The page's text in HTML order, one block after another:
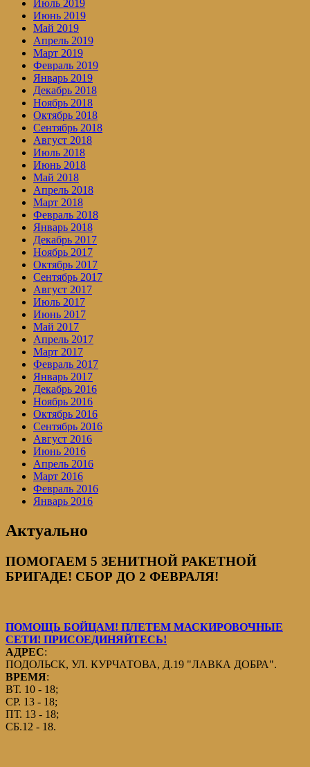
Июль 2019
Июнь 2019
Май 2019
Апрель 2019
Март 2019
Февраль 2019
Январь 2019
Декабрь 2018
Ноябрь 2018
Октябрь 2018
Сентябрь 2018
Август 2018
Июль 2018
Июнь 2018
Май 2018
Апрель 2018
Март 2018
Февраль 2018
Январь 2018
Декабрь 2017
Ноябрь 2017
Октябрь 2017
Сентябрь 2017
Август 2017
Июль 2017
Июнь 2017
Май 2017
Апрель 2017
Март 2017
Февраль 2017
Январь 2017
Декабрь 2016
Ноябрь 2016
Октябрь 2016
Сентябрь 2016
Август 2016
Июнь 2016
Апрель 2016
Март 2016
Февраль 2016
Январь 2016
Актуально
ПОМОГАЕМ 5 ЗЕНИТНОЙ РАКЕТНОЙ
БРИГАДЕ! СБОР ДО 2 ФЕВРАЛЯ!
ПОМОЩЬ БОЙЦАМ! ПЛЕТЕМ МАСКИРОВОЧНЫЕ
СЕТИ! ПРИСОЕДИНЯЙТЕСЬ!
АДРЕС:
ПОДОЛЬСК, УЛ. КУРЧАТОВА, Д.19 "ЛАВКА ДОБРА".
ВРЕМЯ:
ВТ. 10 - 18;
СР. 13 - 18;
ПТ. 13 - 18;
СБ.12 - 18.